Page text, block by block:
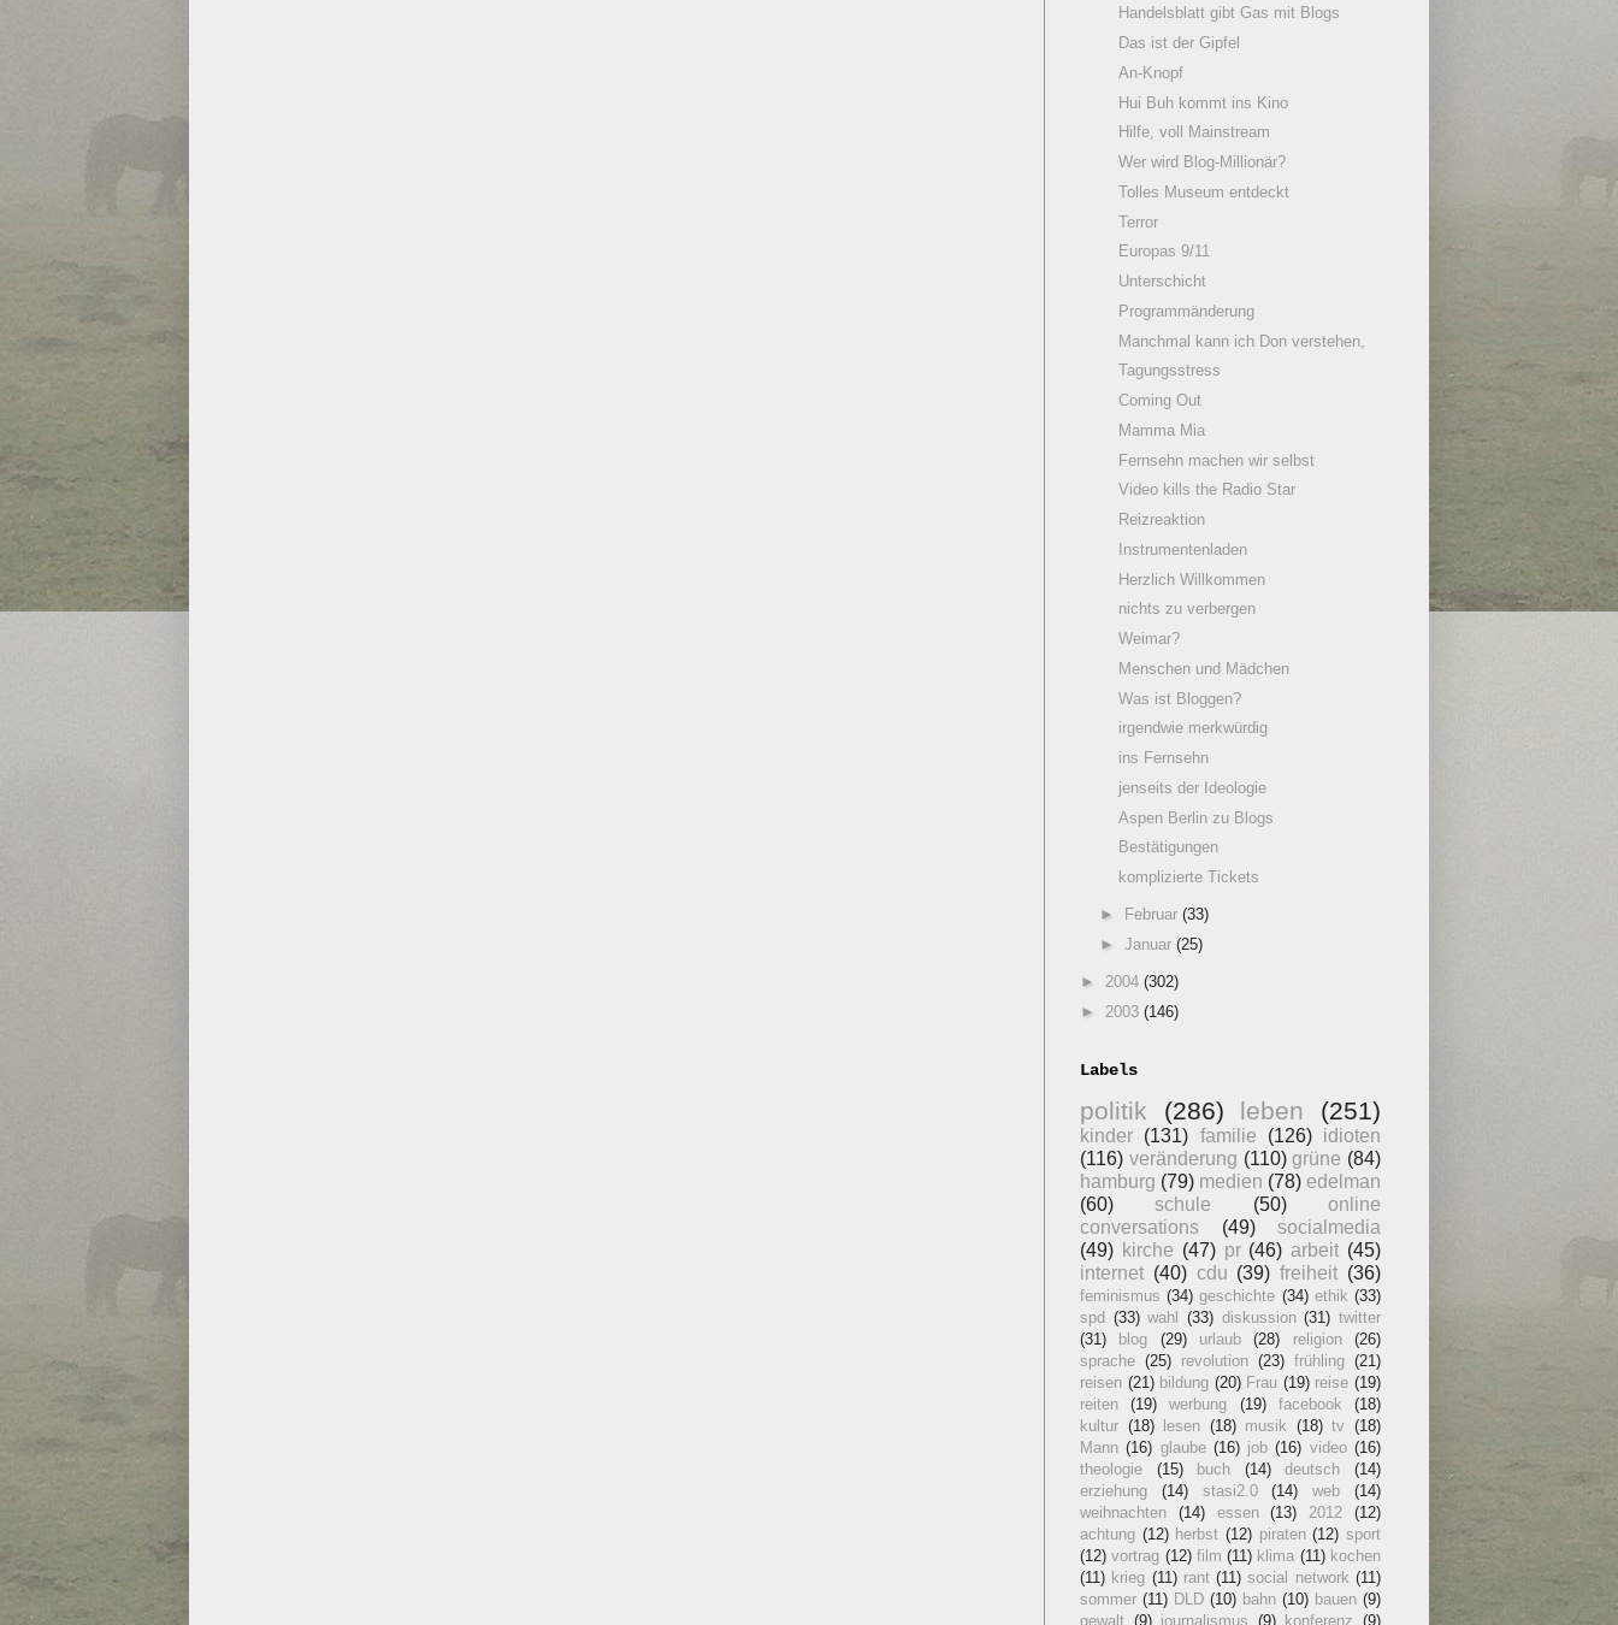
Handelsblatt gibt Gas mit Blogs
Das ist der Gipfel
An-Knopf
Hui Buh kommt ins Kino
Hilfe, voll Mainstream
Wer wird Blog-Millionär?
Tolles Museum entdeckt
Terror
Europas 9/11
Unterschicht
Programmänderung
Manchmal kann ich Don verstehen,
Tagungsstress
Coming Out
Mamma Mia
Fernsehn machen wir selbst
Video kills the Radio Star
Reizreaktion
Instrumentenladen
Herzlich Willkommen
nichts zu verbergen
Weimar?
Menschen und Mädchen
Was ist Bloggen?
irgendwie merkwürdig
ins Fernsehn
jenseits der Ideologie
Aspen Berlin zu Blogs
Bestätigungen
komplizierte Tickets
► Februar (33)
► Januar (25)
► 2004 (302)
► 2003 (146)
Labels
politik (286) leben (251)
kinder (131) familie (126)
idioten
(116) veränderung (110) grüne (84)
hamburg (79) medien (78) edelman
(60)
schule (50)
online
conversations
(49)
socialmedia
(49) kirche (47) pr (46) arbeit (45)
internet (40) cdu (39) freiheit (36)
feminismus (34) geschichte (34) ethik (33)
spd (33) wahl (33) diskussion (31) twitter
(31)
blog (29) urlaub (28) religion
(26)
sprache (25) revolution (23) frühling (21)
reisen (21) bildung (20) Frau (19) reise (19)
reiten
(19) werbung (19) facebook
(18)
kultur (18) lesen (18) musik (18) tv
(18)
Mann (16) glaube (16) job (16) video (16)
theologie
(15) buch (14) deutsch
(14)
erziehung
(14) stasi2.0 (14) web
(14)
weihnachten
(14) essen (13) 2012
(12)
achtung (12) herbst (12) piraten (12) sport
(12) vortrag (12) film (11) klima (11) kochen
(11) krieg (11) rant (11) social network (11)
sommer (11) DLD (10) bahn (10) bauen (9)
gewalt (9) journalismus (9) konferenz (9)